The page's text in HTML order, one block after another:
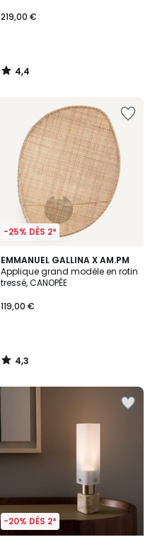
219,00 €
4,4
/
-25% DÈS 2*
EMMANUEL GALLINA X AM.PM
Applique grand modèle en rotin
tressé, CANOPÉE
119,00 €
4,3
/ 5
4,3
/
-20% DÈS 2*